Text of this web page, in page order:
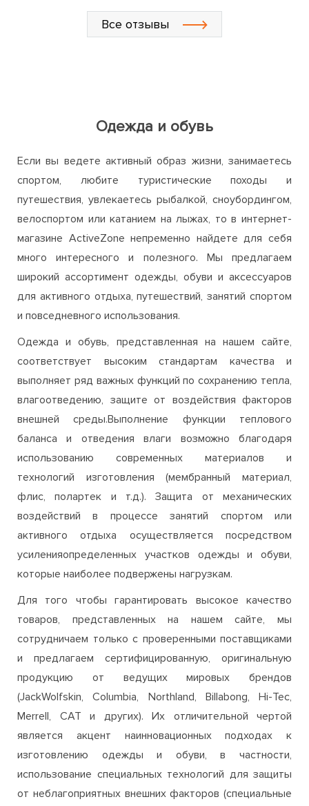
Все отзывы
Одежда и обувь
Если вы ведете активный образ жизни, занимаетесь
спортом, любите туристические походы и
путешествия, увлекаетесь рыбалкой, сноубордингом,
велоспортом или катанием на лыжах, то в интернет-
магазине ActiveZone непременно найдете для себя
много интересного и полезного. Мы предлагаем
широкий ассортимент одежды, обуви и аксессуаров
для активного отдыха, путешествий, занятий спортом
и повседневного использования.
Одежда и обувь, представленная на нашем сайте,
соответствует высоким стандартам качества и
выполняет ряд важных функций по сохранению тепла,
влагоотведению, защите от воздействия факторов
внешней среды.Выполнение функции теплового
баланса и отведения влаги возможно благодаря
использованию современных материалов и
технологий изготовления (мембранный материал,
флис, полартек и т.д.). Защита от механических
воздействий в процессе занятий спортом или
активного отдыха осуществляется посредством
усиленияопределенных участков одежды и обуви,
которые наиболее подвержены нагрузкам.
Для того чтобы гарантировать высокое качество
товаров, представленных на нашем сайте, мы
сотрудничаем только с проверенными поставщиками
и предлагаем сертифицированную, оригинальную
продукцию от ведущих мировых брендов
(JackWolfskin, Columbia, Northland, Billabong, Hi-Tec,
Merrell, CAT и других). Их отличительной чертой
является акцент наинновационных подходах к
изготовлению одежды и обуви, в частности,
использование специальных технологий для защиты
от неблагоприятных внешних факторов (специальные